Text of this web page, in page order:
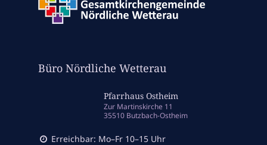
Büro Nördliche Wetterau
Pfarrhaus Ostheim
Zur Martinskirche 11
35510 Butzbach-Ostheim
Erreichbar: Mo–Fr 10–15 Uhr